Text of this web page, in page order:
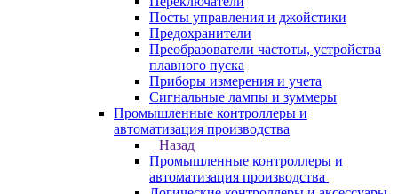
Посты управления и джойстики
Предохранители
Преобразователи частоты, устройства
плавного пуска
Приборы измерения и учета
Сигнальные лампы и зуммеры
Промышленные контроллеры и
автоматизация производства
Назад
Промышленные контроллеры и
автоматизация производства